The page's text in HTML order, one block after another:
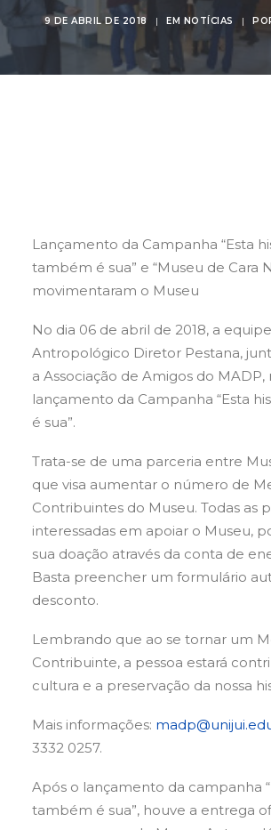
Buscar
9 DE ABRIL DE 2018 | EM NOTÍCIAS |
Lançamento da Campanha “Esta
também é sua” e “Museu de Cara
movimentaram o Museu
No dia 06 de abril de 2018, a
Antropológico Diretor Pestana,
a Associação de Amigos do MADP,
lançamento da Campanha “Esta
é sua”.
Trata-se de uma parceria entre
que visa aumentar o número de
Contribuintes do Museu. Todas as
interessadas em apoiar o Museu,
sua doação através da conta de
Basta preencher um formulário
desconto.
Lembrando que ao se tornar um
Contribuinte, a pessoa estará
cultura e a preservação da nossa
Mais informações:
3332 0257.
Após o lançamento da campanha
também é sua”, houve a entrega